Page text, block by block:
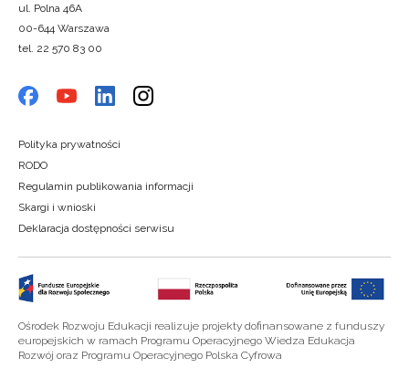
ul. Polna 46A
00-644 Warszawa
tel. 22 570 83 00
Polityka prywatności
RODO
Regulamin publikowania informacji
Skargi i wnioski
Deklaracja dostępności serwisu
Ośrodek Rozwoju Edukacji realizuje projekty dofinansowane z funduszy
europejskich w ramach Programu Operacyjnego Wiedza Edukacja
Rozwój oraz Programu Operacyjnego Polska Cyfrowa